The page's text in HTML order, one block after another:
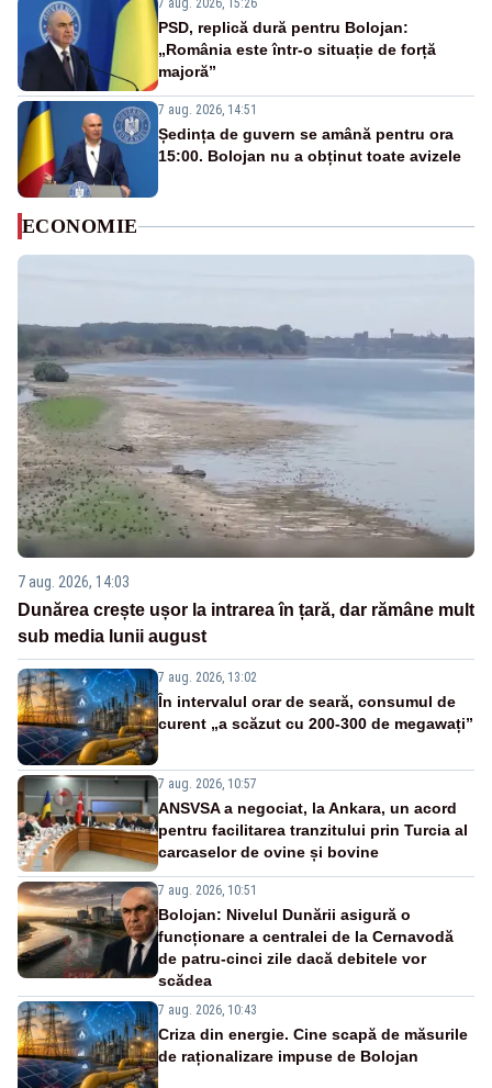
7 aug. 2026, 15:26
PSD, replică dură pentru Bolojan:
„România este într-o situație de forță
majoră”
7 aug. 2026, 14:51
Ședința de guvern se amână pentru ora
15:00. Bolojan nu a obținut toate avizele
ECONOMIE
7 aug. 2026, 14:03
Dunărea crește ușor la intrarea în țară, dar rămâne mult
sub media lunii august
7 aug. 2026, 13:02
În intervalul orar de seară, consumul de
curent „a scăzut cu 200-300 de megawați”
7 aug. 2026, 10:57
ANSVSA a negociat, la Ankara, un acord
pentru facilitarea tranzitului prin Turcia al
carcaselor de ovine și bovine
7 aug. 2026, 10:51
Bolojan: Nivelul Dunării asigură o
funcționare a centralei de la Cernavodă
de patru-cinci zile dacă debitele vor
scădea
7 aug. 2026, 10:43
Criza din energie. Cine scapă de măsurile
de raționalizare impuse de Bolojan